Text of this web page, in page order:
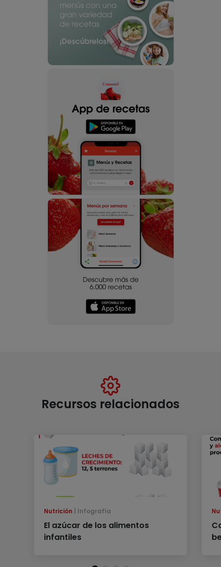
Recursos relacionados
Nutrición Infografía
El azúcar de los alimentos
infantiles